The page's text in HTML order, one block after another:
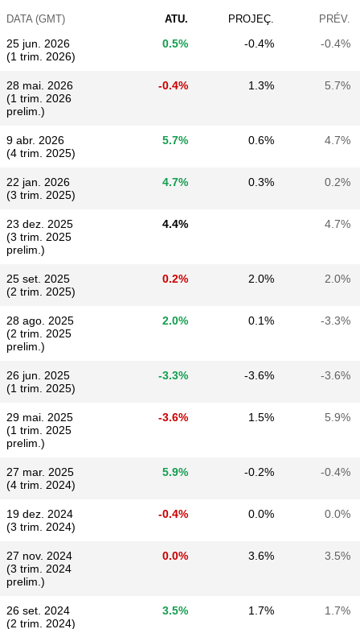
DATA (GMT) ATU. PROJEÇ. PRÉV.
25 jun. 2026
(1 trim. 2026)
0.5% -0.4% -0.4%
28 mai. 2026
(1 trim. 2026
prelim.)
-0.4% 1.3% 5.7%
9 abr. 2026
(4 trim. 2025)
5.7% 0.6% 4.7%
22 jan. 2026
(3 trim. 2025)
4.7% 0.3% 0.2%
23 dez. 2025
(3 trim. 2025
prelim.)
4.4% 4.7%
25 set. 2025
(2 trim. 2025)
0.2% 2.0% 2.0%
28 ago. 2025
(2 trim. 2025
prelim.)
2.0% 0.1% -3.3%
26 jun. 2025
(1 trim. 2025)
-3.3% -3.6% -3.6%
29 mai. 2025
(1 trim. 2025
prelim.)
-3.6% 1.5% 5.9%
27 mar. 2025
(4 trim. 2024)
5.9% -0.2% -0.4%
19 dez. 2024
(3 trim. 2024)
-0.4% 0.0% 0.0%
27 nov. 2024
(3 trim. 2024
prelim.)
0.0% 3.6% 3.5%
26 set. 2024
(2 trim. 2024)
3.5% 1.7% 1.7%